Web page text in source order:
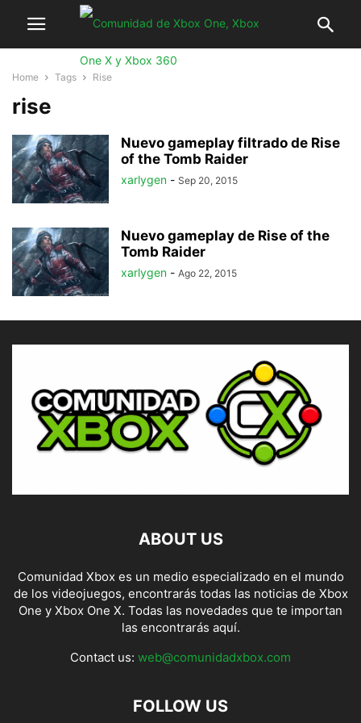
Home Tags Rise
rise
Nuevo gameplay filtrado de Rise
of the Tomb Raider
xarlygen - Sep 20, 2015
Nuevo gameplay de Rise of the
Tomb Raider
xarlygen - Ago 22, 2015
ABOUT US
Comunidad Xbox es un medio especializado en el mundo
de los videojuegos, encontrarás todas las noticias de Xbox
One y Xbox One X. Todas las novedades que te importan
las encontrarás aquí.
Contact us: web@comunidadxbox.com
FOLLOW US